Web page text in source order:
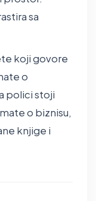
sa
koji govore
o
polici stoji
o biznisu,
knjige i